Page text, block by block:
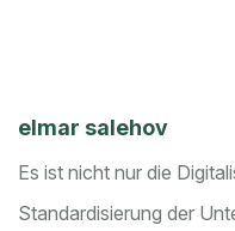
elmar salehov
Es ist nicht nur die
Standardisierung der